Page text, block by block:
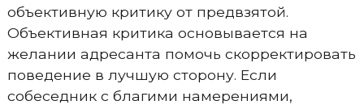
объективную критику от предвзятой.
Объективная критика основывается на
желании адресанта помочь скорректировать
поведение в лучшую сторону. Если
собеседник с благими намерениями,